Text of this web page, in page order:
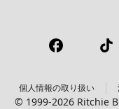
個人情報の取り扱い
© 1999-2026 Ritchie